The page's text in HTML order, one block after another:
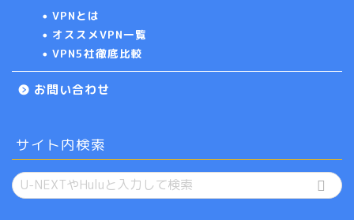
VPNとは
オススメVPN一覧
VPN5社徹底比較
お問い合わせ
サイト内検索